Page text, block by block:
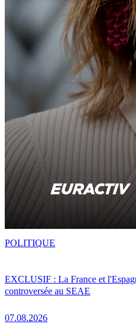
EXCLUSIF : La France et
controversée au SEAE
07.08.2026
POLITIQUE